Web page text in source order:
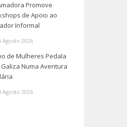
Promove
de Apoio ao
Informal
Agosto 2026
de Mulheres Pedala
Numa Aventura
Agosto 2026